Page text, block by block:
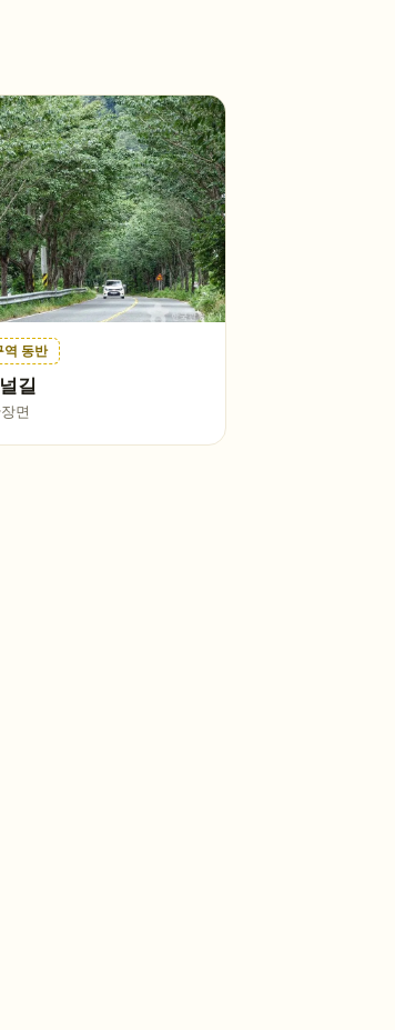
역 동반
길
면